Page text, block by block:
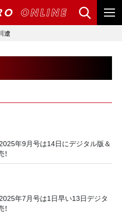
遼
年9月号は14日にデジタル版＆
年7月号は1日早い13日デジタ